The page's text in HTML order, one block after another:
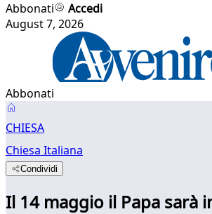
Abbonati
Accedi
August 7, 2026
Abbonati
CHIESA
Chiesa Italiana
Condividi
Il 14 maggio il Papa sarà